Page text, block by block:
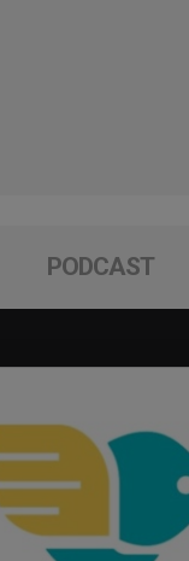
PODCAST